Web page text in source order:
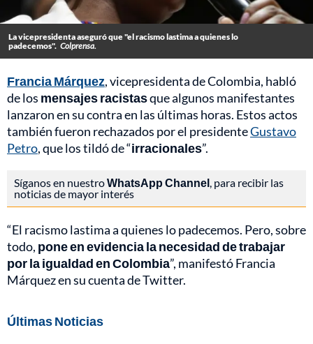
La vicepresidenta aseguró que "el racismo lastima a quienes lo
padecemos". Colprensa.
Francia Márquez, vicepresidenta de Colombia, habló
de los mensajes racistasque algunos manifestantes
lanzaron en su contra en las últimas horas. Estos actos
también fueron rechazados por el presidenteGustavo
Petro, que los tildó de “irracionales”.
Síganos en nuestroWhatsApp Channel, para recibir las
noticias de mayor interés
“El racismo lastima a quienes lo padecemos. Pero, sobre
todo, pone en evidencia la necesidad de trabajar
por la igualdad en Colombia”, manifestó Francia
Márquez en su cuenta de Twitter.
Últimas Noticias